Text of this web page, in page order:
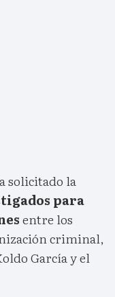
solicitado la
para
entre los
criminal,
García y el